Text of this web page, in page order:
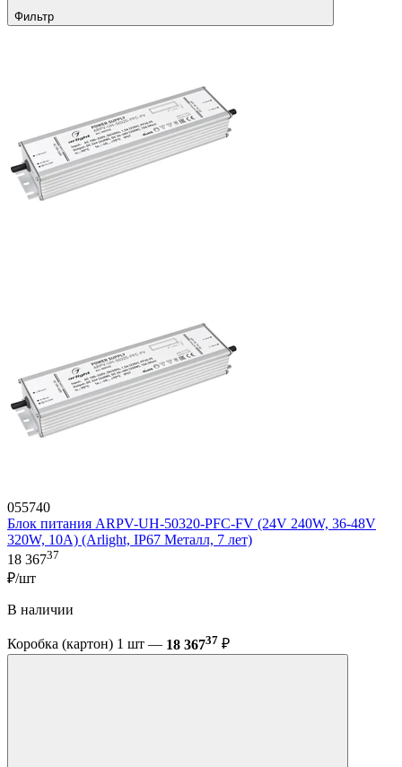
Фильтр
055740
Блок питания ARPV-UH-50320-PFC-FV (24V 240W, 36-48V
320W, 10A) (Arlight, IP67 Металл, 7 лет)
18 36737
₽/шт
В наличии
Коробка (картон) 1 шт — 18 36737 ₽